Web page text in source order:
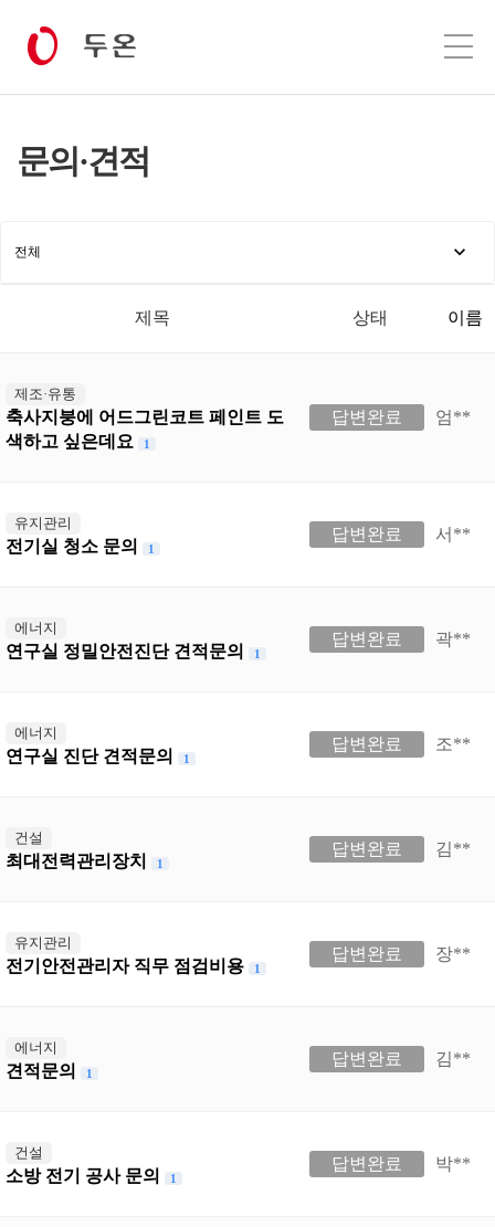
문의·견적
제목 상태 이름
제조·유통
축사지붕에 어드그린코트 페인트 도
색하고 싶은데요
1
답변완료 엄**
유지관리
전기실 청소 문의 1
답변완료 서**
에너지
연구실 정밀안전진단 견적문의 1
답변완료 곽**
에너지
연구실 진단 견적문의 1
답변완료 조**
건설
최대전력관리장치 1
답변완료 김**
유지관리
전기안전관리자 직무 점검비용 1
답변완료 장**
에너지
견적문의 1
답변완료 김**
건설
소방 전기 공사 문의 1
답변완료 박**